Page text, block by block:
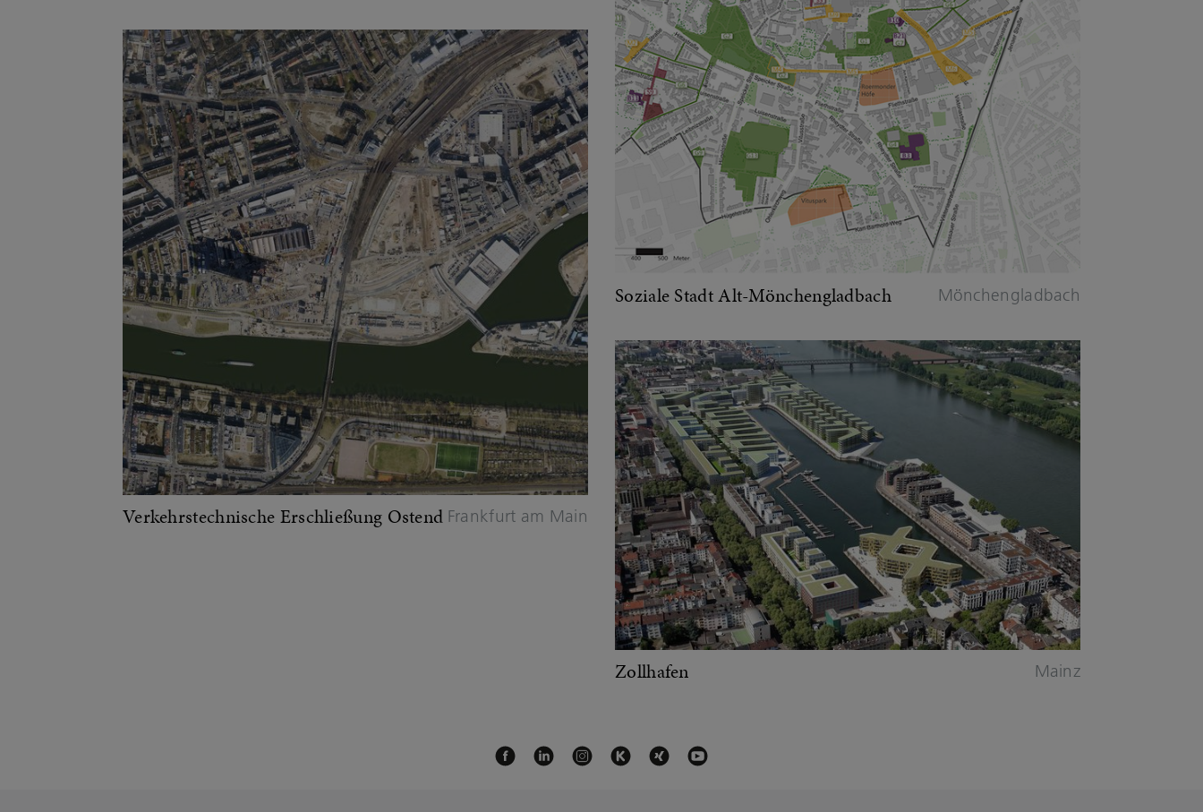
Soziale Stadt Alt-Mönchengladbach Mönchengladbach
Verkehrstechnische Erschließung Ostend Frankfurt am Main
Zollhafen Mainz